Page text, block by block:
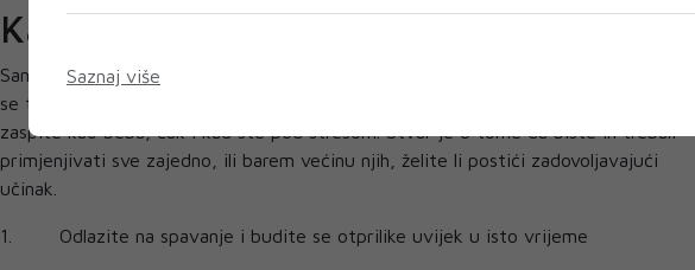
Kako zaspati kad ste pod stresom
San je neophodan za oporavak organizma, no upravo stres ometa kvalitetan san pa
se tu ulazi u začarani krug. Postoji nekoliko dobrih trikova koji će vam pomoći da
zaspite kao beba, čak i kad ste pod stresom. Stvar je u tome da biste ih trebali
primjenjivati sve zajedno, ili barem većinu njih, želite li postići zadovoljavajući
učinak.
1. Odlazite na spavanje i budite se otprilike uvijek u isto vrijeme
Saznaj više